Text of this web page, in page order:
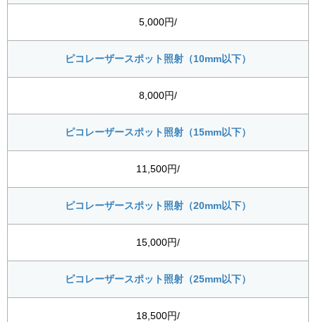
5,000円/
ピコレーザースポット照射（10mm以下）
8,000円/
ピコレーザースポット照射（15mm以下）
11,500円/
ピコレーザースポット照射（20mm以下）
15,000円/
ピコレーザースポット照射（25mm以下）
18,500円/